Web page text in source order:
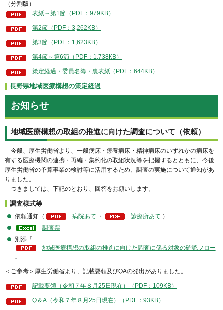
（分割版）
表紙～第1節（PDF：979KB）
第2節（PDF：3,262KB）
第3節（PDF：1,623KB）
第4節～第6節（PDF：1,738KB）
策定経過・委員名簿・裏表紙（PDF：644KB）
長野県地域医療構想の策定経過
お知らせ
地域医療構想の取組の推進に向けた調査について（依頼）
今般、厚生労働省より、一般病床・療養病床・精神病床のいずれかの病床を
有する医療機関の連携・再編・集約化の取組状況等を把握するとともに、今後
厚生労働省の予算事業の検討等に活用するため、調査の実施について通知があ
りました。
つきましては、下記のとおり、回答をお願いします。
調査様式等
依頼通知（ 病院あて ・ 診療所あて ）
調査票
別添「
地域医療構想の取組の推進に向けた調査に係る対象の確認フロー
」
＜ご参考＞厚生労働省より、記載要領及びQAの発出がありました。
記載要領（令和７年８月25日現在）（PDF：109KB）
Q＆A（令和７年８月25日現在）（PDF：93KB）